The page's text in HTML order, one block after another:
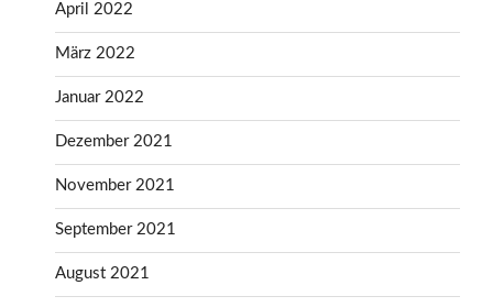
April 2022
März 2022
Januar 2022
Dezember 2021
November 2021
September 2021
August 2021